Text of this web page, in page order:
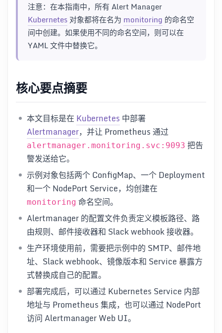
注意：在本指南中，所有 Alert Manager
Kubernetes 对象都将在名为 monitoring 的命名空
间中创建。如果使用不同的命名空间，则可以在
YAML 文件中替换它。
核心要点摘要
本文目标是在 Kubernetes 中部署
Alertmanager，并让 Prometheus 通过
alertmanager.monitoring.svc:9093 把告
警发送给它。
示例对象包括两个 ConfigMap、一个 Deployment
和一个 NodePort Service，均创建在
monitoring 命名空间。
Alertmanager 的配置文件负责定义模板路径、路
由规则、邮件接收器和 Slack webhook 接收器。
生产环境使用前，需要把示例中的 SMTP、邮件地
址、Slack webhook、镜像版本和 Service 暴露方
式替换成自己的配置。
部署完成后，可以通过 Kubernetes Service 内部
地址与 Prometheus 集成，也可以通过 NodePort
访问 Alertmanager Web UI。